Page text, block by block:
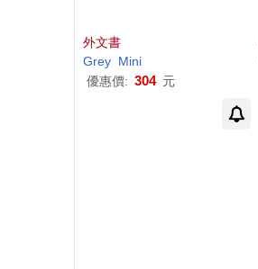
外文書
Grey Mini
優惠價: 304 元